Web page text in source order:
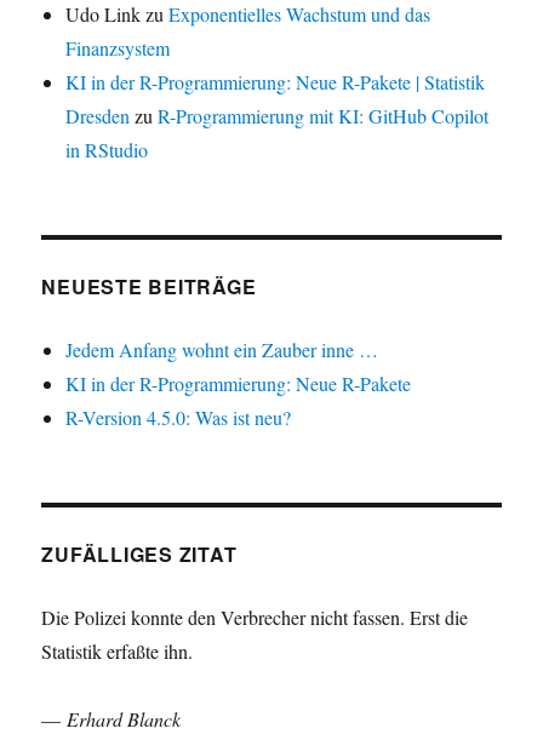
Udo LinkzuExponentielles Wachstum und das
Finanzsystem
KI in der R-Programmierung: Neue R-Pakete | Statistik
Dresden zuR-Programmierung mit KI: GitHub Copilot
in RStudio
NEUESTE BEITRÄGE
Jedem Anfang wohnt ein Zauber inne …
KI in der R-Programmierung: Neue R-Pakete
R-Version 4.5.0: Was ist neu?
ZUFÄLLIGES ZITAT
Die Polizei konnte den Verbrecher nicht fassen. Erst die
Statistik erfaßte ihn.
— Erhard Blanck